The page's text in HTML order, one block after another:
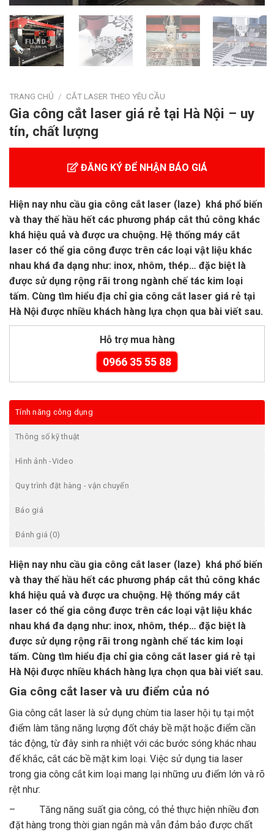
TRANG CHỦ / CẮT LASER THEO YÊU CẦU
Gia công cắt laser giá rẻ tại Hà Nội – uy
tín, chất lượng
ĐĂNG KÝ ĐỂ NHẬN BÁO GIÁ
Hiện nay nhu cầu gia công cắt laser (laze) khá phổ biến
và thay thế hầu hết các phương pháp cắt thủ công khác
khá hiệu quả và được ưa chuộng. Hệ thống máy cắt
laser có thể gia công được trên các loại vật liệu khác
nhau khá đa dạng như: inox, nhôm, thép… đặc biệt là
được sử dụng rộng rãi trong ngành chế tác kim loại
tấm. Cùng tìm hiểu địa chỉ gia công cắt laser giá rẻ tại
Hà Nội được nhiều khách hàng lựa chọn qua bài viết sau.
Hỗ trợ mua hàng
0966 35 55 88
Tính năng công dụng
Thông số kỹ thuật
Hình ảnh -Video
Quy trình đặt hàng - vận chuyển
Báo giá
Đánh giá (0)
Hiện nay nhu cầu gia công cắt laser (laze) khá phổ biến
và thay thế hầu hết các phương pháp cắt thủ công khác
khá hiệu quả và được ưa chuộng. Hệ thống máy cắt
laser có thể gia công được trên các loại vật liệu khác
nhau khá đa dạng như: inox, nhôm, thép… đặc biệt là
được sử dụng rộng rãi trong ngành chế tác kim loại
tấm. Cùng tìm hiểu địa chỉ gia công cắt laser giá rẻ tại
Hà Nội được nhiều khách hàng lựa chọn qua bài viết sau.
Gia công cắt laser và ưu điểm của nó
Gia công cắt laser là sử dụng chùm tia laser hội tụ tại một
điểm làm tăng năng lượng đốt cháy bề mặt hoặc điểm cần
tác động, từ đây sinh ra nhiệt với các bước sóng khác nhau
để khắc, cắt các bề mặt kim loại. Việc sử dụng tia laser
trong gia công cắt kim loại mang lại những ưu điểm lớn và rõ
rệt như:
– Tăng năng suất gia công, có thẻ thực hiện nhiều đơn
đặt hàng trong thời gian ngắn mà vẫn đảm bảo được chất